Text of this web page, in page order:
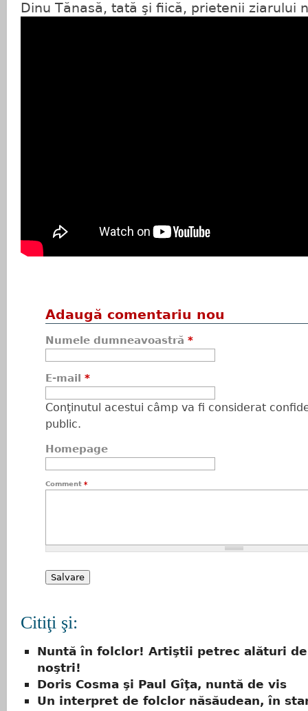
Dinu Tănasă, tată şi fiică, prietenii ziarului
Adaugă comentariu nou
Numele dumneavoastră *
E-mail *
Conţinutul acestui câmp va fi considerat
public.
Homepage
Comment *
Citiţi şi:
Nuntă în folclor! Artiştii petrec alături
noştri!
Doris Cosma şi Paul Gîţa, nuntă de vis
Un interpret de folclor năsăudean, în